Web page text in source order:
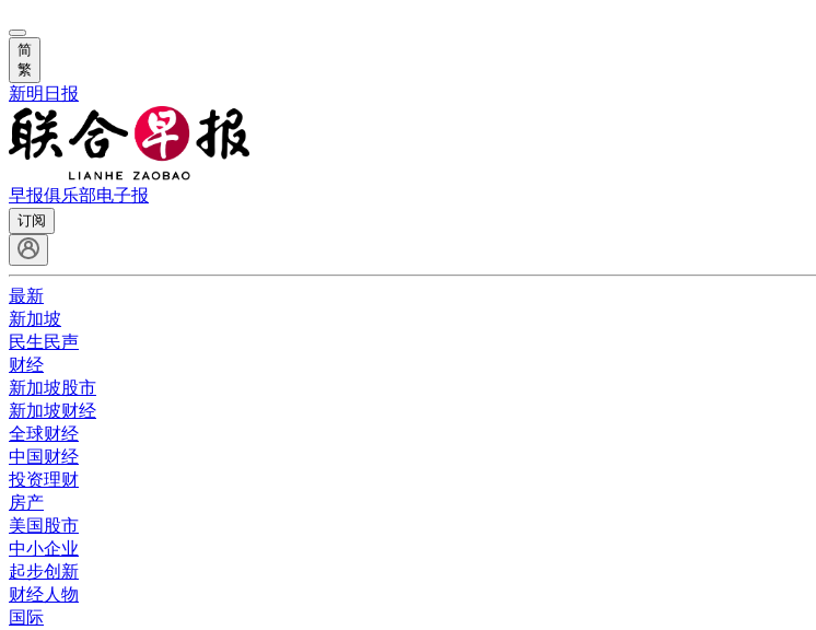
简
繁
新明日报
早报俱乐部电子报
订阅
最新
新加坡
民生民声
财经
新加坡股市
新加坡财经
全球财经
中国财经
投资理财
房产
美国股市
中小企业
起步创新
财经人物
国际